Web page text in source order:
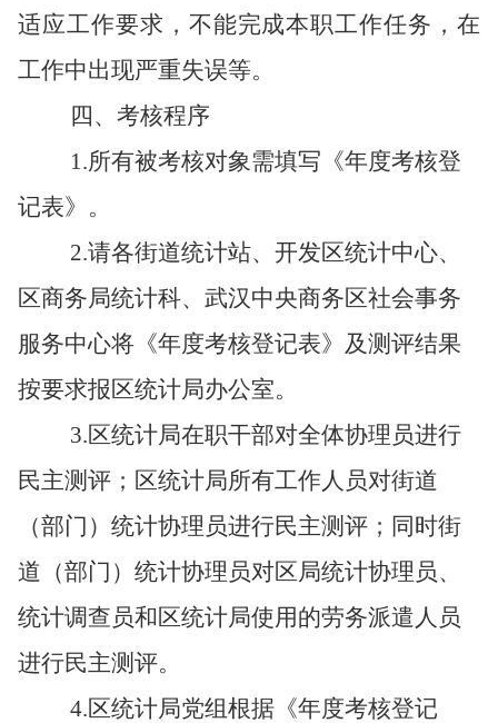
适应工作要求，不能完成本职工作任务， 在
工作中出现严重失误等。
四、考核程序
1.所有被考核对象需填写《年度考核登
记表》。
2.请各街道统计站、开发区统计中心、
区商务局统计科、武汉中央商务区社会事务
服务中心将《年度考核登记表》及测评结果
按要求报区统计局办公室。
3.区统计局在职干部对全体协理员进行
民主测评；区统计局所有工作人员对街道
（部门）统计协理员进行民主测评； 同时街
道（部门） 统计协理员对区局统计协理员、
统计调查员和区统计局使用的劳务派遣人员
进行民主测评。
4.区统计局党组根据 《年度考核登记